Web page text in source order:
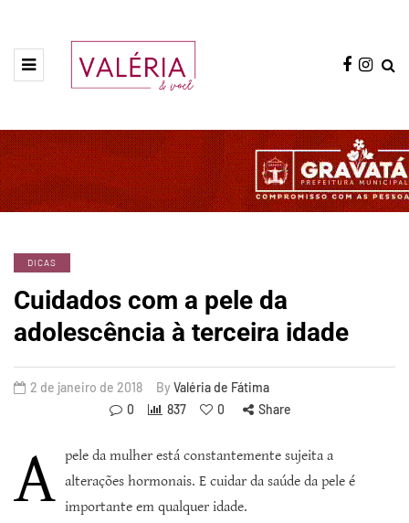
DICAS
Cuidados com a pele da
adolescência à terceira idade
2 de janeiro de 2018 By Valéria de Fátima
0
837 0 Share
A pele da mulher está constantemente sujeita a
alterações hormonais. E cuidar da saúde da pele é
importante em qualquer idade.